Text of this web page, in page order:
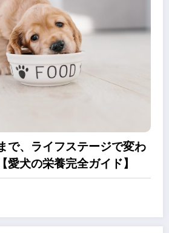
で、ライフステージで変わ
愛犬の栄養完全ガイド】